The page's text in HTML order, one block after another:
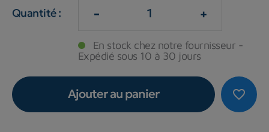
Quantité : - +
En stock chez notre fournisseur -
Expédié sous 10 à 30 jours
favorite_border
Ajouter au panier